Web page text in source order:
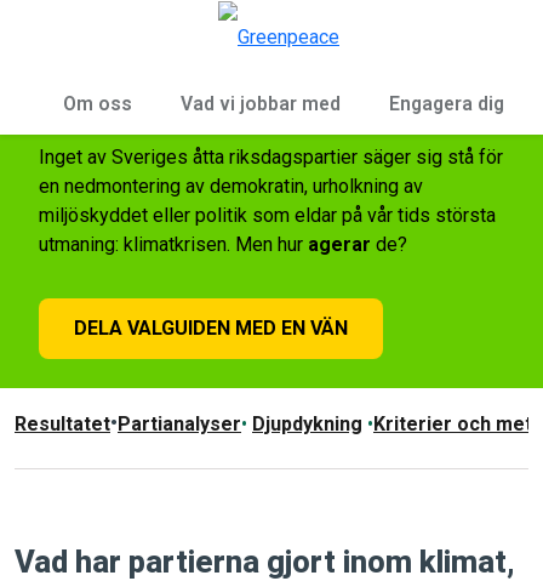
Om oss Vad vi jobbar med Engagera dig
Greenpeace valguide
Inget av Sveriges åtta riksdagspartier säger sig stå för
en nedmontering av demokratin, urholkning av
miljöskyddet eller politik som eldar på vår tids största
utmaning: klimatkrisen. Men hur agerar de?
DELA VALGUIDEN MED EN VÄN
Resultatet•Partianalyser• Djupdykning •Kriterier och
Vad har partierna gjort inom klimat,